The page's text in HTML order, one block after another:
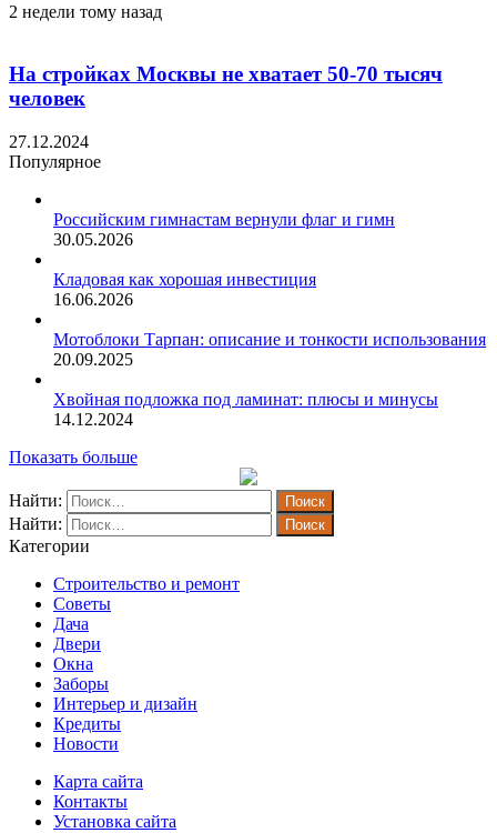
2 недели тому назад
На стройках Москвы не хватает 50-70 тысяч
человек
27.12.2024
Популярное
Российским гимнастам вернули флаг и гимн
30.05.2026
Кладовая как хорошая инвестиция
16.06.2026
Мотоблоки Тарпан: описание и тонкости использования
20.09.2025
Хвойная подложка под ламинат: плюсы и минусы
14.12.2024
Показать больше
Найти:
Найти:
Категории
Строительство и ремонт
Советы
Дача
Двери
Окна
Заборы
Интерьер и дизайн
Кредиты
Новости
Карта сайта
Контакты
Установка сайта